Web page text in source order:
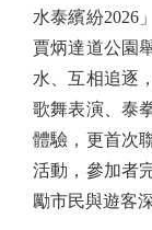
水泰繽紛2026
賈炳達道公園
水、互相追逐
歌舞表演、泰
體驗，更首次
活動，參加者
勵市民與遊客